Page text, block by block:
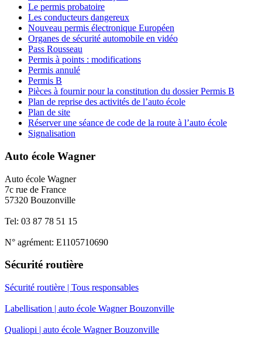
Le permis probatoire
Les conducteurs dangereux
Nouveau permis électronique Européen
Organes de sécurité automobile en vidéo
Pass Rousseau
Permis à points : modifications
Permis annulé
Permis B
Pièces à fournir pour la constitution du dossier Permis B
Plan de reprise des activités de l’auto école
Plan de site
Réserver une séance de code de la route à l’auto école
Signalisation
Auto école Wagner
Auto école Wagner
7c rue de France
57320 Bouzonville
Tel: 03 87 78 51 15
N° agrément: E1105710690
Sécurité routière
Sécurité routière | Tous responsables
Labellisation | auto école Wagner Bouzonville
Qualiopi | auto école Wagner Bouzonville